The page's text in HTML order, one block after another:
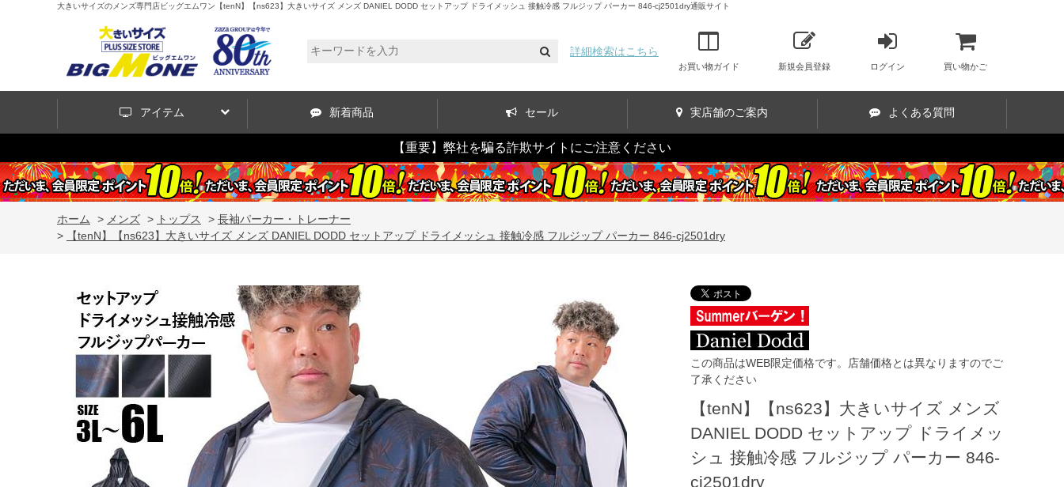
大きいサイズのメンズ専門店ビッグエムワン【tenN】【ns623】大きいサイズ メンズ DANIEL DODD セットアップ ドライメッシュ 接触冷感 フルジップ パーカー 846-cj2501dry通販サイト
詳細検索はこちら
お買い物ガイド 新規会員登録 ログイン 買い物かご
アイテム 新着商品 セール 実店舗のご案内 よくある質問
【重要】弊社を騙る詐欺サイトにご注意ください
ホーム > メンズ > トップス > 長袖パーカー・トレーナー
>
【tenN】【ns623】大きいサイズ メンズ DANIEL DODD セットアップ ドライメッシュ 接触冷感 フルジップ パーカー 846-cj2501dry
この商品はWEB限定価格です。店舗価格とは異なりますのでご
了承ください
【tenN】【ns623】大きいサイズ メンズ
DANIEL DODD セットアップ ドライメッ
シュ 接触冷感 フルジップ パーカー 846-
cj2501dry